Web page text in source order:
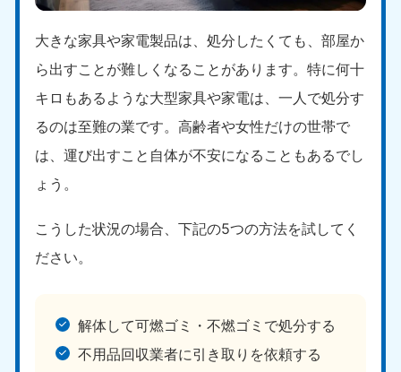
大きな家具や家電製品は、処分したくても、部屋か
ら出すことが難しくなることがあります。特に何十
キロもあるような大型家具や家電は、一人で処分す
るのは至難の業です。高齢者や女性だけの世帯で
は、運び出すこと自体が不安になることもあるでし
ょう。
こうした状況の場合、下記の5つの方法を試してく
ださい。
解体して可燃ゴミ・不燃ゴミで処分する
不用品回収業者に引き取りを依頼する